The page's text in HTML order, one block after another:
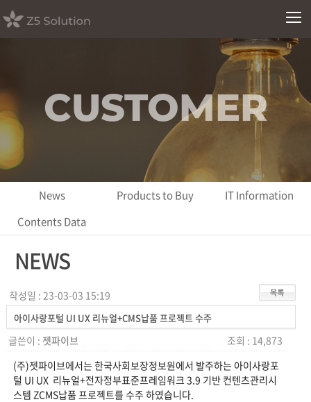
CUSTOMER
News Products to Buy
IT Information
Contents Data
NEWS
작성일 : 23-03-03 15:19
아이사랑포털 UI UX 리뉴얼+CMS납품 프로젝트 수주
글쓴이 : 젯파이브
조회 : 14,873
(주)젯파이브에서는 한국사회보장정보원에서 발주하는 아이사랑포
털 UI UX 리뉴얼+전자정부표준프레임워크 3.9 기반 컨텐츠관리시
스템 ZCMS납품 프로젝트를 수주 하였습니다.